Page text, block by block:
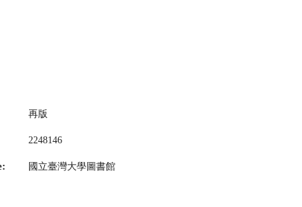
再版
2248146
國立臺灣大學圖書館